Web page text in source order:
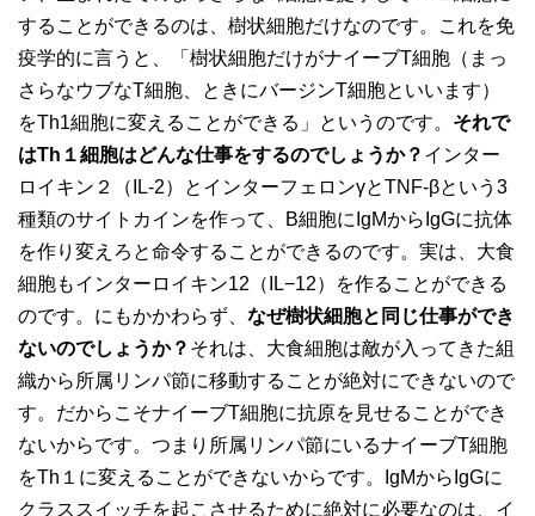
することができるのは、樹状細胞だけなのです。これを免
疫学的に言うと、「樹状細胞だけがナイーブT細胞（まっ
さらなウブなT細胞、ときにバージンT細胞といいます）
をTh1細胞に変えることができる」というのです。 それで
はTh １細胞はどんな仕事をするのでしょうか？ インター
ロイキン２（IL-2）とインターフェロンγとTNF-βという3
種類のサイトカインを作って、B細胞にIgMからIgGに抗体
を作り変えろと命令することができるのです。実は、大食
細胞もインターロイキン12（IL−12）を作ることができる
のです。にもかかわらず、 なぜ樹状細胞と同じ仕事ができ
ないのでしょうか？ それは、大食細胞は敵が入ってきた組
織から所属リンパ節に移動することが絶対にできないので
す。だからこそナイーブT細胞に抗原を見せることができ
ないからです。つまり所属リンパ節にいるナイーブT細胞
をTh１に変えることができないからです。IgMからIgGに
クラススイッチを起こさせるために絶対に必要なのは、イ